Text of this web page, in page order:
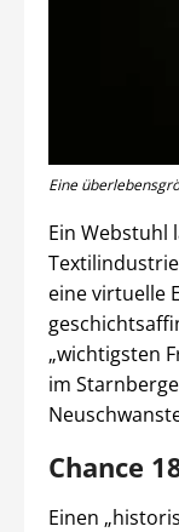
Eine
Ein Webstuhl
eine virtuelle
„wichtigsten
im
Chance
Einen